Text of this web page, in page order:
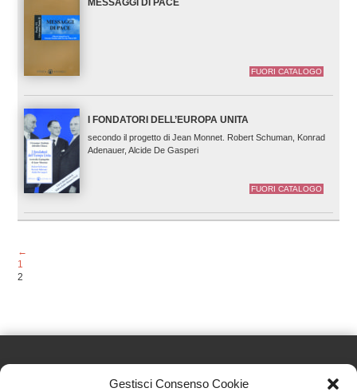
Gestisci Consenso Cookie
FUORI CATALOGO
I FONDATORI DELL’EUROPA UNITA
secondo il progetto di Jean Monnet. Robert Schuman, Konrad
Adenauer, Alcide De Gasperi
FUORI CATALOGO
←
1
2